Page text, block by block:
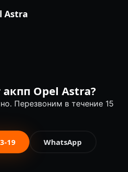
Astra
Opel Astra?
Перезвоним в течение 15
19 WhatsApp